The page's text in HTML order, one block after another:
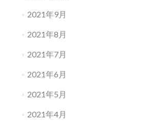
2021年9月
2021年8月
2021年7月
2021年6月
2021年5月
2021年4月